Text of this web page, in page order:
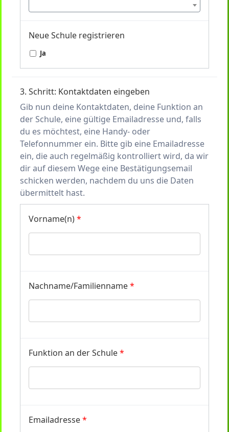
Neue Schule registrieren
Ja
3. Schritt: Kontaktdaten eingeben
Gib nun deine Kontaktdaten, deine Funktion an
der Schule, eine gültige Emailadresse und, falls
du es möchtest, eine Handy- oder
Telefonnummer ein. Bitte gib eine Emailadresse
ein, die auch regelmäßig kontrolliert wird, da wir
dir auf diesem Wege eine Bestätigungsemail
schicken werden, nachdem du uns die Daten
übermittelt hast.
Vorname(n)*
Nachname/Familienname*
Funktion an der Schule*
Emailadresse*